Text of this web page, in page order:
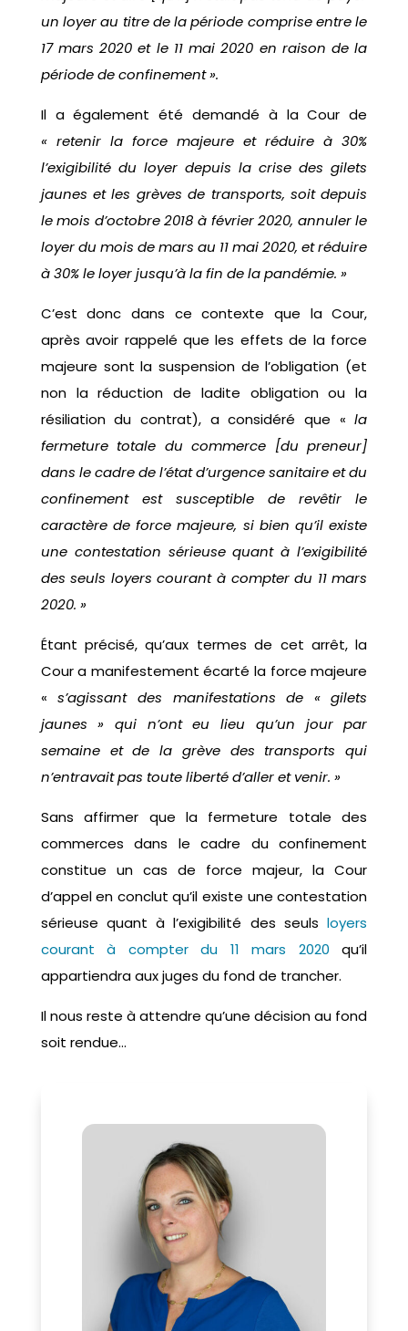
un loyer au titre de la période comprise entre le
17 mars 2020 et le 11 mai 2020 en raison de la
période de confinement ».
Il a également été demandé à la Cour de
« retenir la force majeure et réduire à 30%
l’exigibilité du loyer depuis la crise des gilets
jaunes et les grèves de transports, soit depuis
le mois d’octobre 2018 à février 2020, annuler le
loyer du mois de mars au 11 mai 2020, et réduire
à 30% le loyer jusqu’à la fin de la pandémie. »
C’est donc dans ce contexte que la Cour,
après avoir rappelé que les effets de la force
majeure sont la suspension de l’obligation (et
non la réduction de ladite obligation ou la
résiliation du contrat), a considéré que «la
fermeture totale du commerce [du preneur]
dans le cadre de l’état d’urgence sanitaire et du
confinement est susceptible de revêtir le
caractère de force majeure, si bien qu’il existe
une contestation sérieuse quant à l’exigibilité
des seuls loyers courant à compter du 11 mars
2020. »
Étant précisé, qu’aux termes de cet arrêt, la
Cour a manifestement écarté la force majeure
«s’agissant des manifestations de « gilets
jaunes » qui n’ont eu lieu qu’un jour par
semaine et de la grève des transports qui
n’entravait pas toute liberté d’aller et venir. »
Sans affirmer que la fermeture totale des
commerces dans le cadre du confinement
constitue un cas de force majeur, la Cour
d’appel en conclut qu’il existe une contestation
sérieuse quant à l’exigibilité des seulsloyers
courant à compter du 11 mars 2020 qu’il
appartiendra aux juges du fond de trancher.
Il nous reste à attendre qu’une décision au fond
soit rendue…